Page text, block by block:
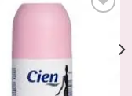
AJOUTER
À LA
LISTE DE
SOUHAITS